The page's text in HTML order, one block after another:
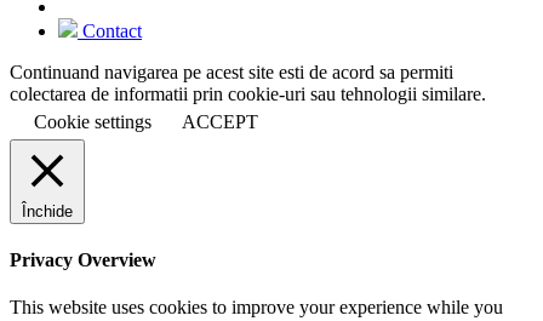
Contact
Continuand navigarea pe acest site esti de acord sa permiti
colectarea de informatii prin cookie-uri sau tehnologii similare.
Cookie settings
ACCEPT
Închide
Privacy Overview
This website uses cookies to improve your experience while you